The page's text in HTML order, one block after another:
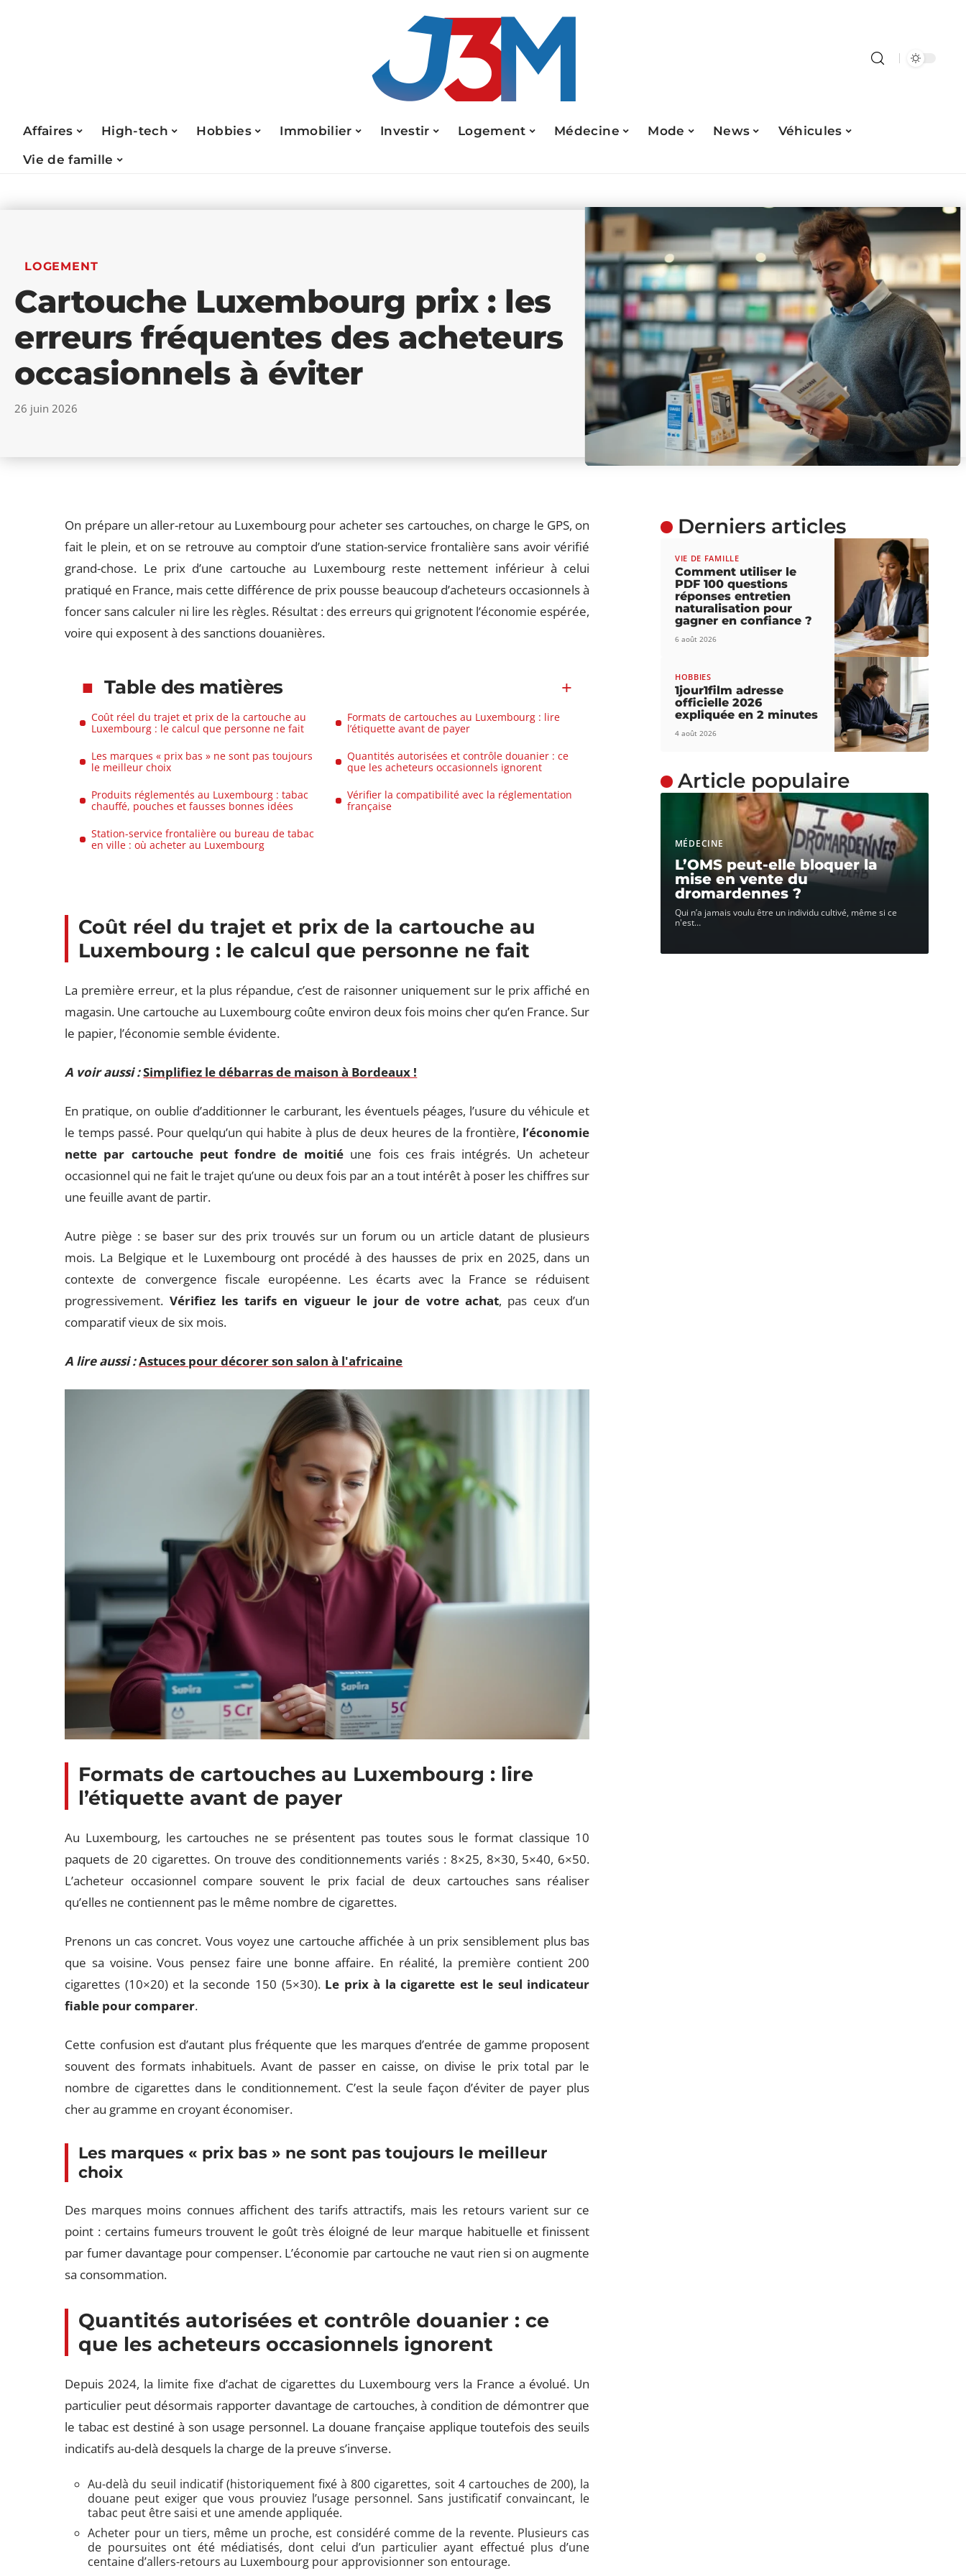
Affaires High-tech Hobbies Immobilier Investir Logement Médecine Mode News
Véhicules
Vie de famille
LOGEMENT
Cartouche Luxembourg prix : les
erreurs fréquentes des acheteurs
occasionnels à éviter
26 juin 2026
On prépare un aller-retour au Luxembourg pour acheter ses cartouches, on charge le GPS, on
fait le plein, et on se retrouve au comptoir d’une station-service frontalière sans avoir vérifié
grand-chose. Le prix d’une cartouche au Luxembourg reste nettement inférieur à celui
pratiqué en France, mais cette différence de prix pousse beaucoup d’acheteurs occasionnels à
foncer sans calculer ni lire les règles. Résultat : des erreurs qui grignotent l’économie espérée,
voire qui exposent à des sanctions douanières.
Table des matières
Coût réel du trajet et prix de la cartouche au
Luxembourg : le calcul que personne ne fait
Formats de cartouches au Luxembourg : lire
l’étiquette avant de payer
Les marques « prix bas » ne sont pas toujours
le meilleur choix
Quantités autorisées et contrôle douanier : ce
que les acheteurs occasionnels ignorent
Produits réglementés au Luxembourg : tabac
chauffé, pouches et fausses bonnes idées
Vérifier la compatibilité avec la réglementation
française
Station-service frontalière ou bureau de tabac
en ville : où acheter au Luxembourg
Coût réel du trajet et prix de la cartouche au
Luxembourg : le calcul que personne ne fait
La première erreur, et la plus répandue, c’est de raisonner uniquement sur le prix affiché en
magasin. Une cartouche au Luxembourg coûte environ deux fois moins cher qu’en France. Sur
le papier, l’économie semble évidente.
A voir aussi :Simplifiez le débarras de maison à Bordeaux !
En pratique, on oublie d’additionner le carburant, les éventuels péages, l’usure du véhicule et
le temps passé. Pour quelqu’un qui habite à plus de deux heures de la frontière, l’économie
nette par cartouche peut fondre de moitié une fois ces frais intégrés. Un acheteur
occasionnel qui ne fait le trajet qu’une ou deux fois par an a tout intérêt à poser les chiffres sur
une feuille avant de partir.
Autre piège : se baser sur des prix trouvés sur un forum ou un article datant de plusieurs
mois. La Belgique et le Luxembourg ont procédé à des hausses de prix en 2025, dans un
contexte de convergence fiscale européenne. Les écarts avec la France se réduisent
progressivement. Vérifiez les tarifs en vigueur le jour de votre achat, pas ceux d’un
comparatif vieux de six mois.
A lire aussi :Astuces pour décorer son salon à l'africaine
Formats de cartouches au Luxembourg : lire
l’étiquette avant de payer
Au Luxembourg, les cartouches ne se présentent pas toutes sous le format classique 10
paquets de 20 cigarettes. On trouve des conditionnements variés : 8×25, 8×30, 5×40, 6×50.
L’acheteur occasionnel compare souvent le prix facial de deux cartouches sans réaliser
qu’elles ne contiennent pas le même nombre de cigarettes.
Prenons un cas concret. Vous voyez une cartouche affichée à un prix sensiblement plus bas
que sa voisine. Vous pensez faire une bonne affaire. En réalité, la première contient 200
cigarettes (10×20) et la seconde 150 (5×30). Le prix à la cigarette est le seul indicateur
fiable pour comparer.
Cette confusion est d’autant plus fréquente que les marques d’entrée de gamme proposent
souvent des formats inhabituels. Avant de passer en caisse, on divise le prix total par le
nombre de cigarettes dans le conditionnement. C’est la seule façon d’éviter de payer plus
cher au gramme en croyant économiser.
Les marques « prix bas » ne sont pas toujours le meilleur
choix
Des marques moins connues affichent des tarifs attractifs, mais les retours varient sur ce
point : certains fumeurs trouvent le goût très éloigné de leur marque habituelle et finissent
par fumer davantage pour compenser. L’économie par cartouche ne vaut rien si on augmente
sa consommation.
Quantités autorisées et contrôle douanier : ce
que les acheteurs occasionnels ignorent
Depuis 2024, la limite fixe d’achat de cigarettes du Luxembourg vers la France a évolué. Un
particulier peut désormais rapporter davantage de cartouches, à condition de démontrer que
le tabac est destiné à son usage personnel. La douane française applique toutefois des seuils
indicatifs au-delà desquels la charge de la preuve s’inverse.
Au-delà du seuil indicatif (historiquement fixé à 800 cigarettes, soit 4 cartouches de 200), la
douane peut exiger que vous prouviez l’usage personnel. Sans justificatif convaincant, le
tabac peut être saisi et une amende appliquée.
Acheter pour un tiers, même un proche, est considéré comme de la revente. Plusieurs cas
de poursuites ont été médiatisés, dont celui d’un particulier ayant effectué plus d’une
centaine d’allers-retours au Luxembourg pour approvisionner son entourage.
Derniers articles
VIE DE FAMILLE
Comment utiliser le
PDF 100 questions
réponses entretien
naturalisation pour
gagner en confiance ?
6 août 2026
HOBBIES
1jour1film adresse
officielle 2026
expliquée en 2 minutes
4 août 2026
Article populaire
MÉDECINE
L’OMS peut-elle bloquer la
mise en vente du
dromardennes ?
Qui n’a jamais voulu être un individu cultivé, même si ce
n'est…